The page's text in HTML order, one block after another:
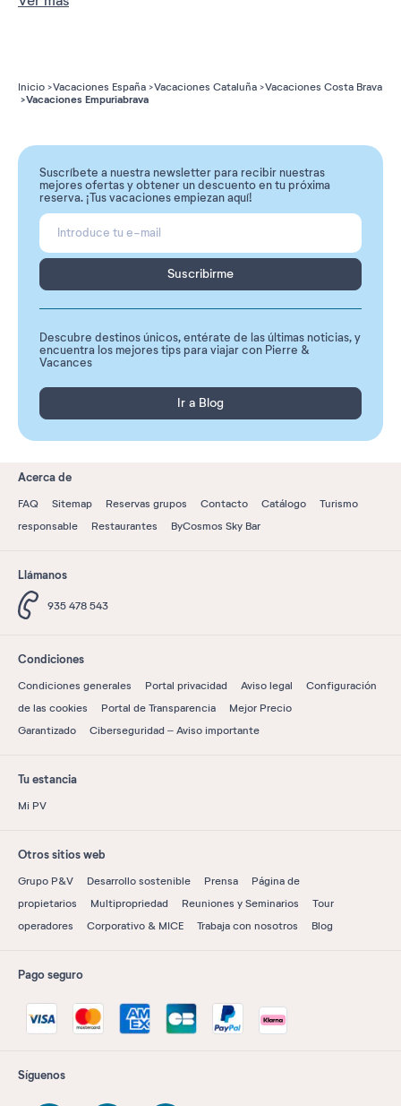
Inicio Vacaciones España Vacaciones Cataluña Vacaciones Costa Brava
Vacaciones Empuriabrava
Suscríbete a nuestra newsletter para recibir nuestras
mejores ofertas y obtener un descuento en tu próxima
reserva. ¡Tus vacaciones empiezan aquí!
Suscribirme
Descubre destinos únicos, entérate de las últimas noticias, y
encuentra los mejores tips para viajar con Pierre &
Vacances
Ir a Blog
Acerca de
FAQ Sitemap Reservas grupos Contacto Catálogo
Turismo
responsable
Restaurantes ByCosmos Sky Bar
Llámanos
935 478 543
Condiciones
Condiciones generales Portal privacidad Aviso legal
Configuración
de las cookies
Portal de Transparencia
Mejor Precio
Garantizado
Ciberseguridad – Aviso importante
Tu estancia
Mi PV
Otros sitios web
Grupo P&V Desarrollo sostenible Prensa
Página de
propietarios
Multipropriedad Reuniones y Seminarios
Tour
operadores
Corporativo & MICE Trabaja con nosotros Blog
Pago seguro
Síguenos